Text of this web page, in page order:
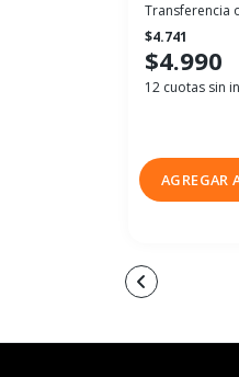
Transferencia
$4.741
$4.990
12 cuotas sin
AGREGAR